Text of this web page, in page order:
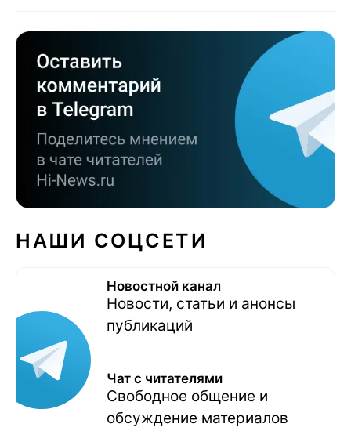
НАШИ СОЦСЕТИ
Новостной канал
Новости, статьи и анонсы
публикаций
Чат с читателями
Свободное общение и
обсуждение материалов